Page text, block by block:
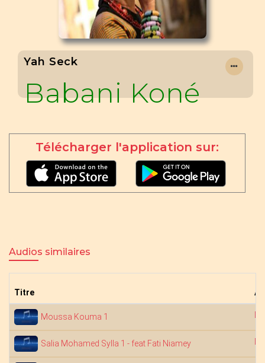
Yah Seck
Babani Koné
Télécharger l'application sur:
Audios similaires
Titre
Moussa Kouma 1
Salia Mohamed Sylla 1 - feat Fati Niamey